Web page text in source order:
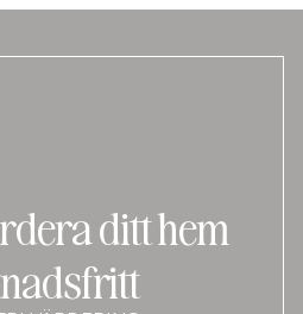
ditt hem